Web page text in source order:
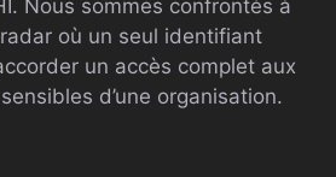
Nous sommes confrontés à
où un seul identifiant
un accès complet aux
d’une organisation.